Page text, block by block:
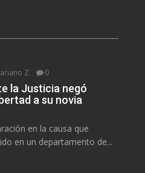
Z 0
la Justicia negó
a su novia
en la causa que
en un departamento de...